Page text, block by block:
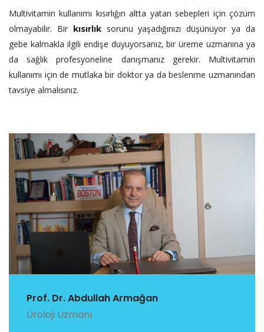
Multivitamin kullanımı kısırlığın altta yatan sebepleri için çözüm
olmayabilir. Birkısırlıksorunu yaşadığınızı düşünüyor ya da
gebe kalmakla ilgili endişe duyuyorsanız, bir üreme uzmanına ya
da sağlık profesyoneline danışmanız gerekir. Multivitamin
kullanımı için de mutlaka bir doktor ya da beslenme uzmanından
tavsiye almalısınız.
Prof. Dr. Abdullah Armağan
Üroloji Uzmanı